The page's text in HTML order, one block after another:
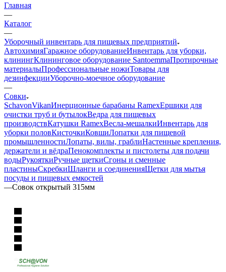
Главная
—
Каталог
—
Уборочный инвентарь для пищевых предприятий
АвтохимияГаражное оборудованиеИнвентарь для уборки,
клинингКлининговое оборудование SantoemmaПротирочные
материалыПрофессиональные ножиТовары для
дезинфекцииУборочно-моечное оборудование
—
Совки
SchavonVikanИнерционные барабаны RamexЕршики для
очистки труб и бутылокВедра для пищевых
производствКатушки RamexВесла-мешалкиИнвентарь для
уборки половКисточкиКовшиЛопатки для пищевой
промышленностиЛопаты, вилы, граблиНастенные крепления,
держатели и вёдраПенокомплекты и пистолеты для подачи
водыРукояткиРучные щеткиСгоны и сменные
пластиныСкребкиШланги и соединенияЩетки для мытья
посуды и пищевых емкостей
—Совок открытый 315мм